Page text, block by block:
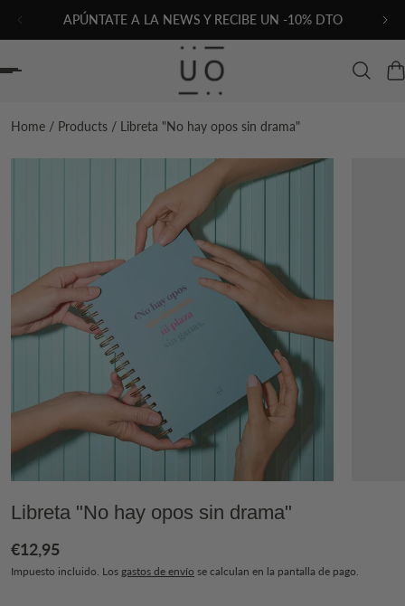
CONTENIDOAPÚNTATE A LA NEWS Y RECIBE UN -10% DTO
Home / Products / Libreta "No hay opos sin drama"
Libreta "No hay opos sin drama"
€12,95
Impuesto incluido. Los gastos de envío se calculan en la pantalla de pago.